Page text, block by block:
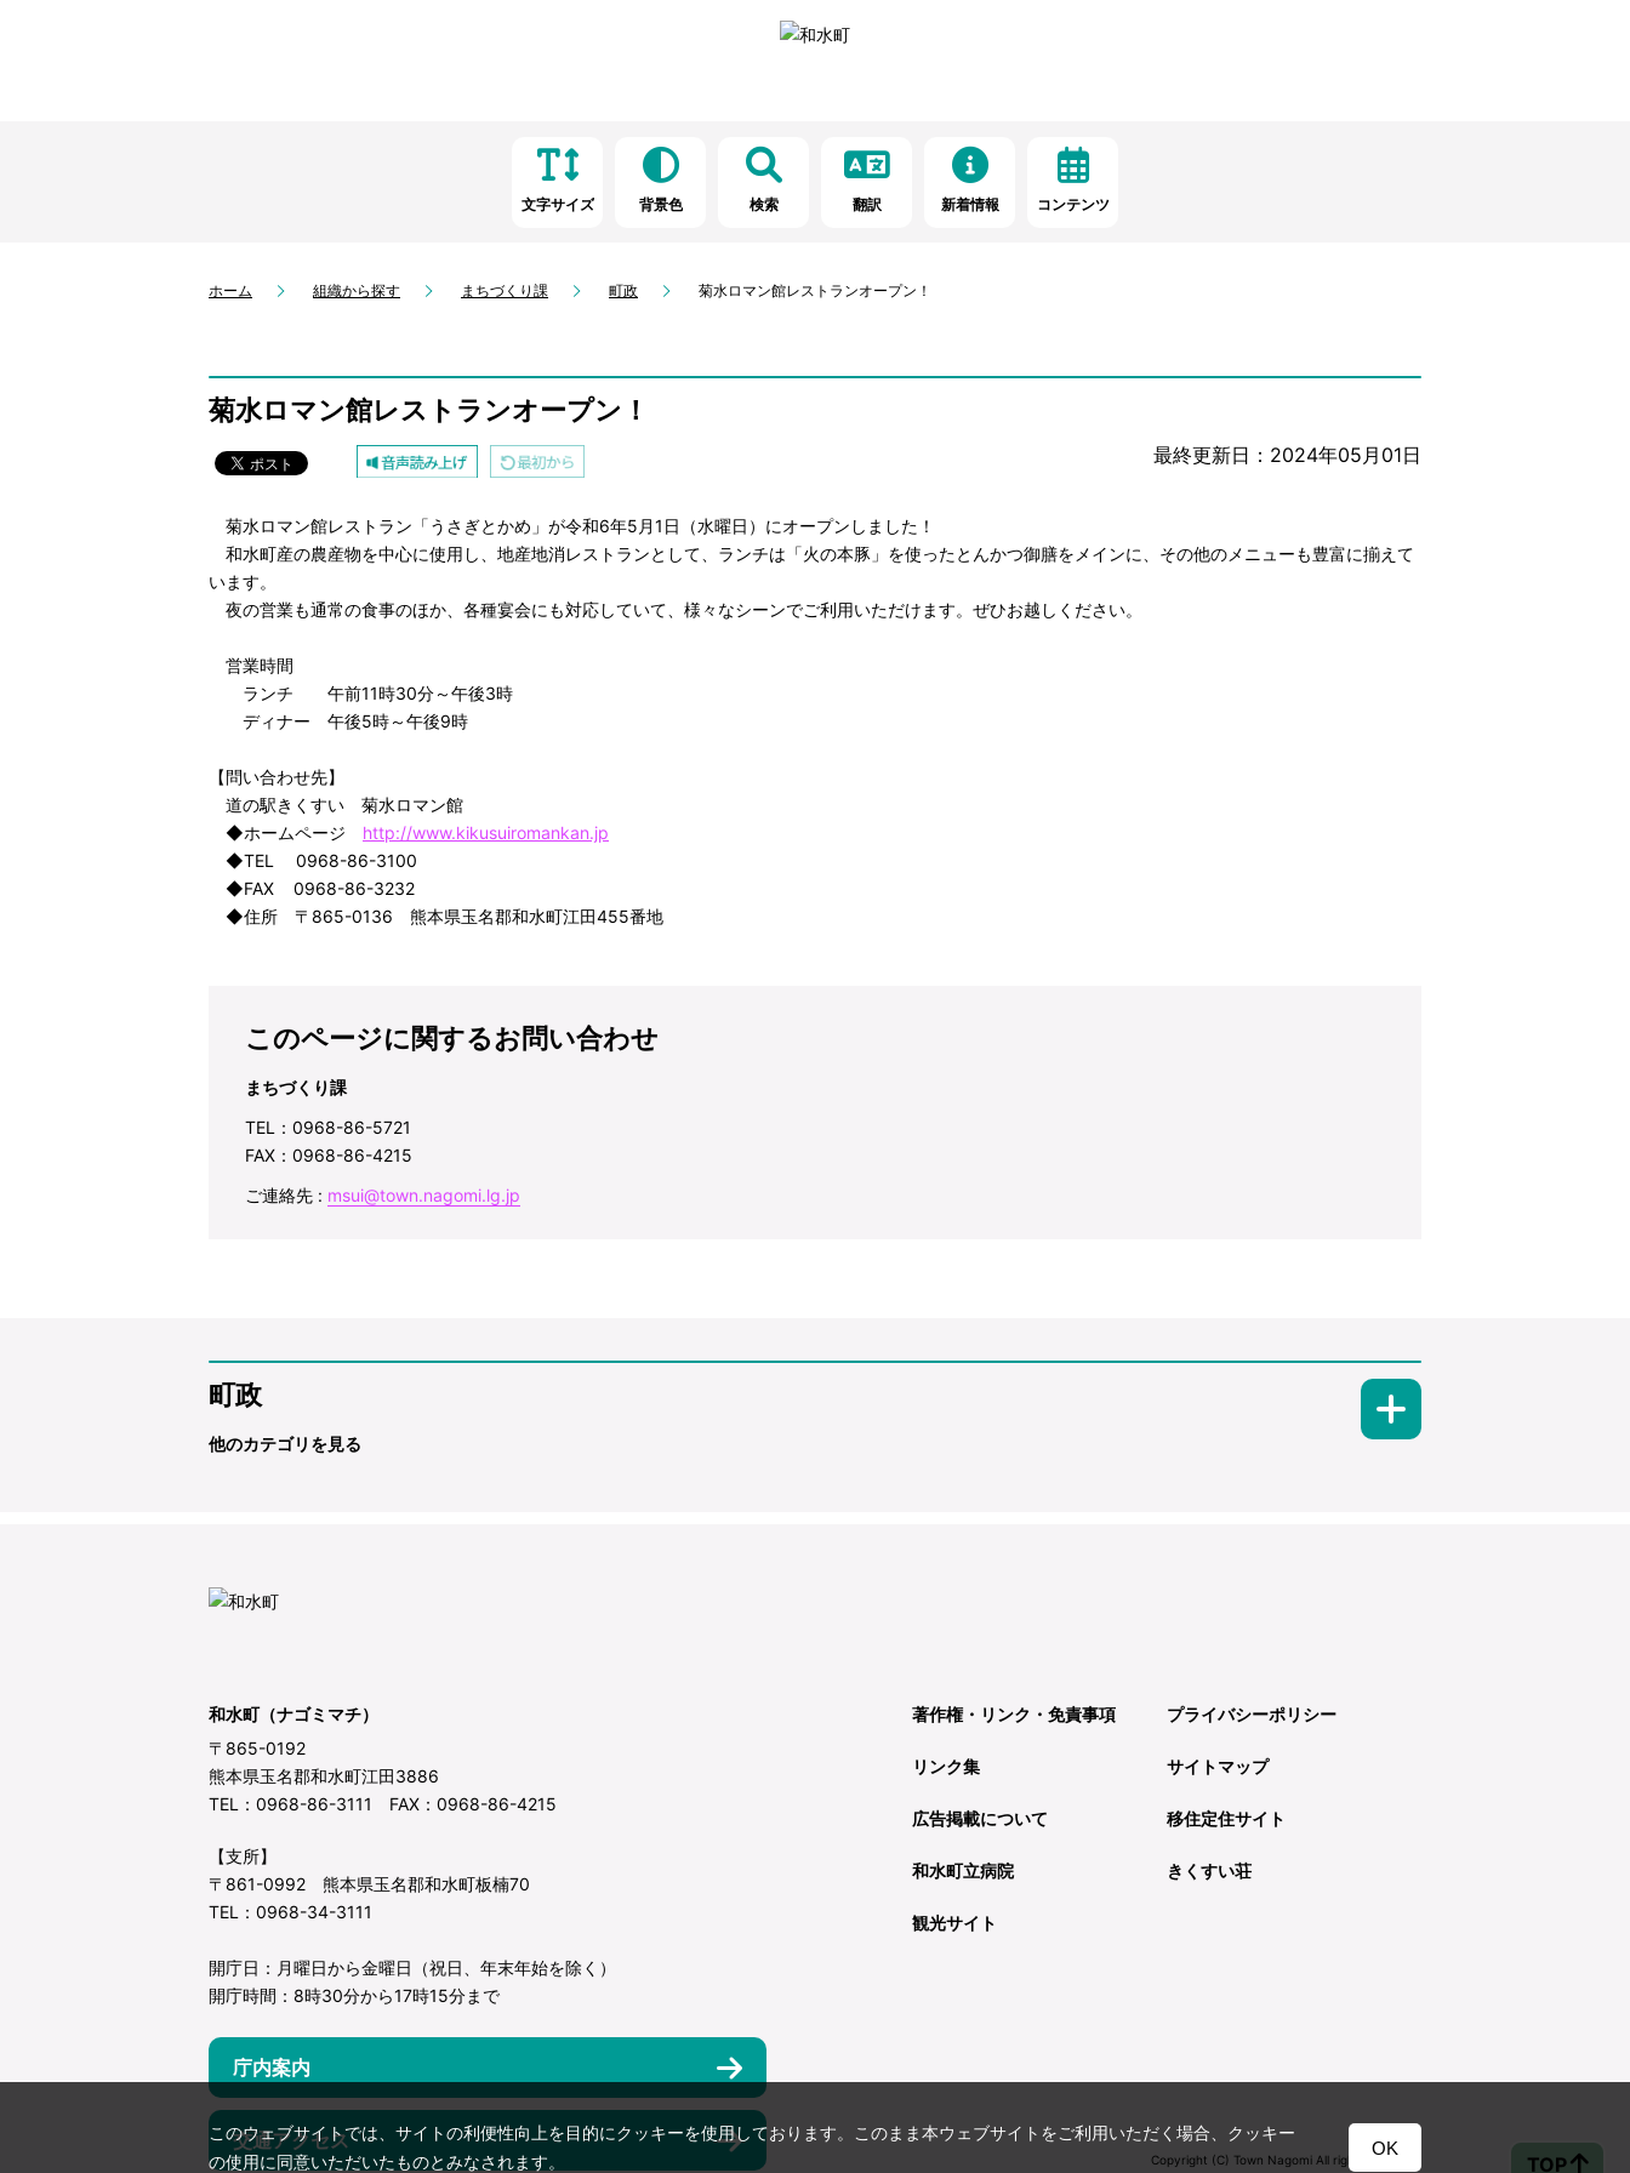
文字サイズ 背景色 検索 翻訳 新着情報 コンテンツ
ホーム 組織から探す まちづくり課 町政 菊水ロマン館レストランオープン！
菊水ロマン館レストランオープン！
最終更新日：2024年05月01日
菊水ロマン館レストラン「うさぎとかめ」が令和6年5月1日（水曜日）にオープンしました！
和水町産の農産物を中心に使用し、地産地消レストランとして、ランチは「火の本豚」を使ったとんかつ御膳をメインに、その他のメニューも豊富に揃えて
います。
夜の営業も通常の食事のほか、各種宴会にも対応していて、様々なシーンでご利用いただけます。ぜひお越しください。
営業時間
ランチ 午前11時30分～午後3時
ディナー 午後5時～午後9時
【問い合わせ先】
道の駅きくすい 菊水ロマン館
◆ホームページ http://www.kikusuiromankan.jp
◆TEL 0968-86-3100
◆FAX 0968-86-3232
◆住所 〒865-0136 熊本県玉名郡和水町江田455番地
このページに関するお問い合わせ
まちづくり課
TEL：0968-86-5721
FAX：0968-86-4215
ご連絡先 : msui@town.nagomi.lg.jp
町政
他のカテゴリを見る
和水町（ナゴミマチ）
〒865-0192
熊本県玉名郡和水町江田3886
TEL：0968-86-3111 FAX：0968-86-4215
【支所】
〒861-0992 熊本県玉名郡和水町板楠70
TEL：0968-34-3111
開庁日：月曜日から金曜日（祝日、年末年始を除く）
開庁時間：8時30分から17時15分まで
庁内案内
交通アクセス
著作権・リンク・免責事項 プライバシーポリシー
リンク集 サイトマップ
広告掲載について 移住定住サイト
和水町立病院 きくすい荘
観光サイト
Copyright (C) Town Nagomi All rights reserved TOP
このウェブサイトでは、サイトの利便性向上を目的にクッキーを使用しております。このまま本ウェブサイトをご利用いただく場合、クッキー
の使用に同意いただいたものとみなされます。
OK